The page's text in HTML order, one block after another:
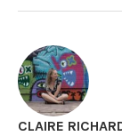
CLAIRE